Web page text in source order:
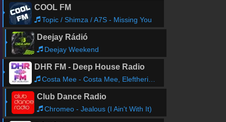
COOL FM
Topic / Shimza / A7S - Missing You
Deejay Rádió
Deejay Weekend
DHR FM - Deep House Radio
Costa Mee - Costa Mee, Eleftheria - Fallen Star
Club Dance Radio
Chromeo - Jealous (I Ain't With It)